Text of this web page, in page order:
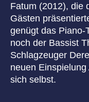
Fatum (2012), die
Gästen
genügt das Piano-
noch der Bassist
Schlagzeuger
neuen
sich selbst.